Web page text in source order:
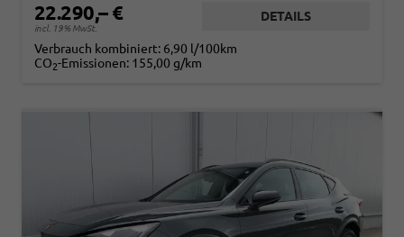
22.290,– €
incl. 19% MwSt.
DETAILS
Verbrauch kombiniert: 6,90 l/100km
CO2-Emissionen: 155,00 g/km